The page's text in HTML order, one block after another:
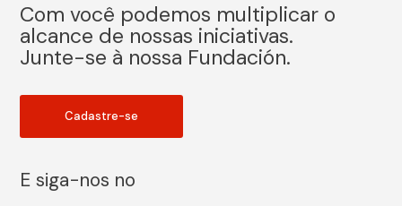
Com você podemos multiplicar o
alcance de nossas iniciativas.
Junte-se à nossa Fundación.
Cadastre-se
E siga-nos no